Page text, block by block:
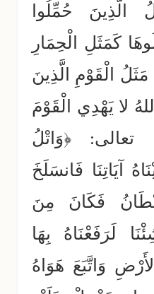
الَّذِينَ حُمِّلُوا
كَمَثَلِ الْحِمَارِ
الْقَوْمِ الَّذِينَ
لا يَهْدِي الْقَوْمَ
تعالى: ﴿وَاتْلُ
آيَاتِنَا فَانسَلَخَ
فَكَانَ مِنَ
لَرَفَعْنَاهُ بِهَا
وَاتَّبَعَ هَوَاهُ